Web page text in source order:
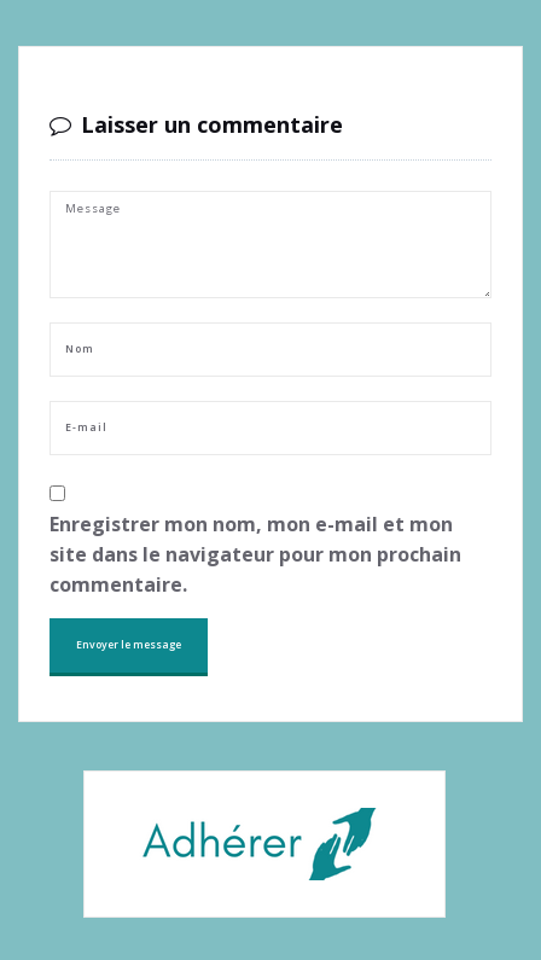
Laisser un commentaire
Enregistrer mon nom, mon e-mail et mon
site dans le navigateur pour mon prochain
commentaire.